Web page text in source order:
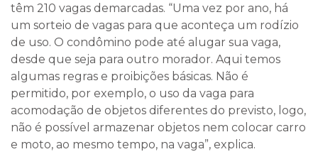
têm 210 vagas demarcadas. “Uma vez por ano, há
um sorteio de vagas para que aconteça um rodízio
de uso. O condômino pode até alugar sua vaga,
desde que seja para outro morador. Aqui temos
algumas regras e proibições básicas. Não é
permitido, por exemplo, o uso da vaga para
acomodação de objetos diferentes do previsto, logo,
não é possível armazenar objetos nem colocar carro
e moto, ao mesmo tempo, na vaga”, explica.